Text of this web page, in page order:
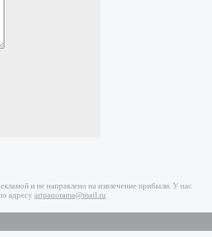
и не направлено на извлечение прибыли. У нас
адресу artpanorama@mail.ru